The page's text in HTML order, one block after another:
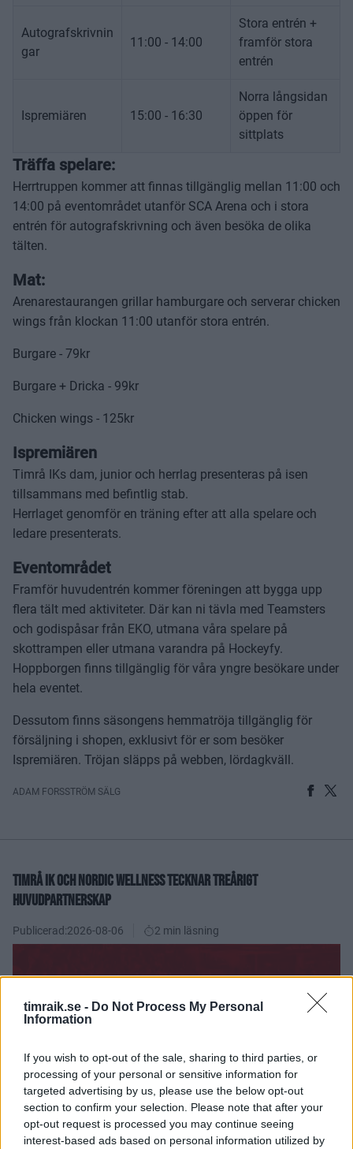
timraik.se - Do Not Process My Personal
Information
If you wish to opt-out of the sale, sharing to third parties, or
processing of your personal or sensitive information for
targeted advertising by us, please use the below opt-out
section to confirm your selection. Please note that after your
opt-out request is processed you may continue seeing
interest-based ads based on personal information utilized by
Autografskrivnin
gar
11:00 - 14:00
Stora entrén +
framför stora
entrén
Ispremiären 15:00 - 16:30
Norra långsidan
öppen för
sittplats
Träffa spelare:
Herrtruppen kommer att finnas tillgänglig mellan 11:00 och
14:00 på eventområdet utanför SCA Arena och i stora
entrén för autografskrivning och även besöka de olika
tälten.
Mat:
Arenarestaurangen grillar hamburgare och serverar chicken
wings från klockan 11:00 utanför stora entrén.
Burgare - 79kr
Burgare + Dricka - 99kr
Chicken wings - 125kr
Ispremiären
Timrå IKs dam, junior och herrlag presenteras på isen
tillsammans med befintlig stab.
Herrlaget genomför en träning efter att alla spelare och
ledare presenterats.
Eventområdet
Framför huvudentrén kommer föreningen att bygga upp
flera tält med aktiviteter. Där kan ni tävla med Teamsters
och godispåsar från EKO, utmana våra spelare på
skottrampen eller utmana varandra på Hockeyfy.
Hoppborgen finns tillgänglig för våra yngre besökare under
hela eventet.
Dessutom finns säsongens hemmatröja tillgänglig för
försäljning i shopen, exklusivt för er som besöker
Ispremiären. Tröjan släpps på webben, lördagkväll.
ADAM FORSSTRÖM SÄLG
TIMRÅ IK OCH NORDIC WELLNESS TECKNAR TREÅRIGT
HUVUDPARTNERSKAP
Publicerad:2026-08-06 2 min läsning
Partners